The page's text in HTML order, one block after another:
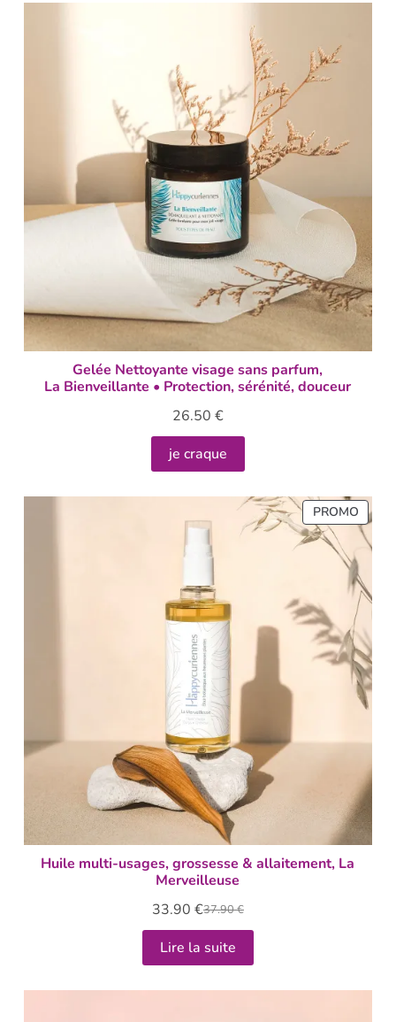
Gelée Nettoyante visage sans parfum,
La Bienveillante • Protection, sérénité, douceur
26.50 €
je craque
PROMO
Huile multi-usages, grossesse & allaitement, La
Merveilleuse
37.90€
33.90 €
Lire la suite